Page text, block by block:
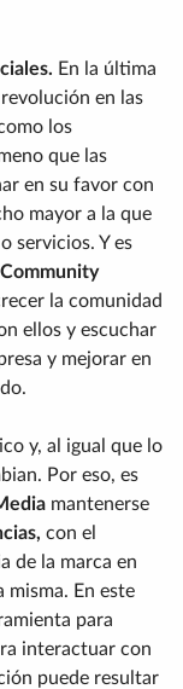
En la última
en las
los
que las
en su favor con
mayor a la que
servicios. Y es
Community
la comunidad
ellos y escuchar
y mejorar en
y, al igual que lo
Por eso, es
mantenerse
con el
de la marca en
misma. En este
para
interactuar con
puede resultar